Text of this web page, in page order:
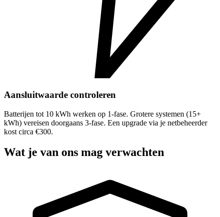
Aansluitwaarde controleren
Batterijen tot 10 kWh werken op 1-fase. Grotere systemen (15+
kWh) vereisen doorgaans 3-fase. Een upgrade via je netbeheerder
kost circa €300.
Wat je van ons mag verwachten